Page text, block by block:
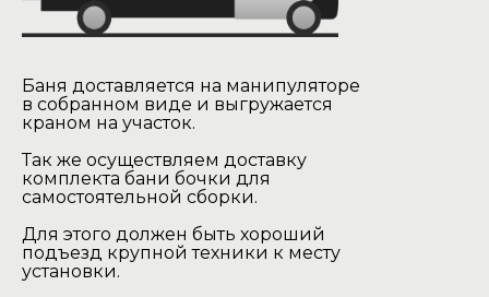
Баня доставляется на манипуляторе
в собранном виде и выгружается
краном на участок.
Так же осуществляем доставку
комплекта бани бочки для
самостоятельной сборки.
Для этого должен быть хороший
подъезд крупной техники к месту
установки.